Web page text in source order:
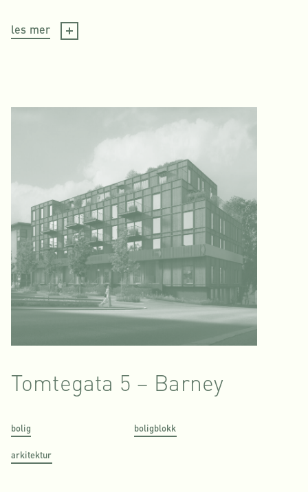
les mer
Tomtegata 5 – Barney
bolig boligblokk
arkitektur